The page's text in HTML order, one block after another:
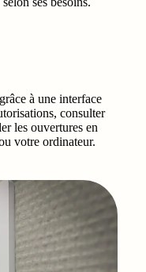
à une interface
consulter
les ouvertures en
votre ordinateur.